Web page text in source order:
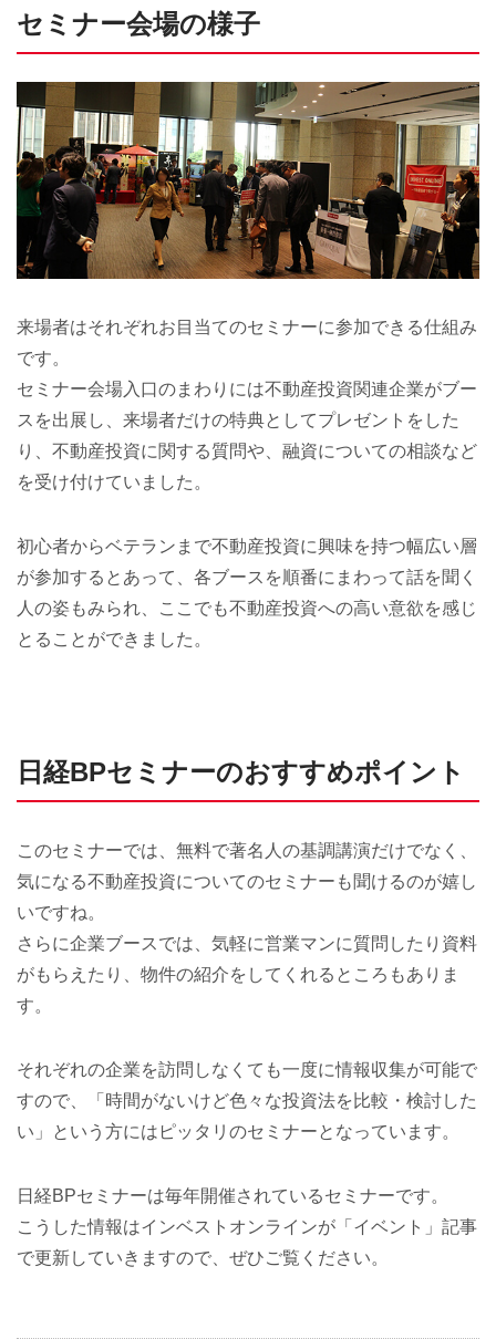
セミナー会場の様子
来場者はそれぞれお目当てのセミナーに参加できる仕組み
です。
セミナー会場入口のまわりには不動産投資関連企業がブー
スを出展し、来場者だけの特典としてプレゼントをした
り、不動産投資に関する質問や、融資についての相談など
を受け付けていました。
初心者からベテランまで不動産投資に興味を持つ幅広い層
が参加するとあって、各ブースを順番にまわって話を聞く
人の姿もみられ、ここでも不動産投資への高い意欲を感じ
とることができました。
日経BPセミナーのおすすめポイント
このセミナーでは、無料で著名人の基調講演だけでなく、
気になる不動産投資についてのセミナーも聞けるのが嬉し
いですね。
さらに企業ブースでは、気軽に営業マンに質問したり資料
がもらえたり、物件の紹介をしてくれるところもありま
す。
それぞれの企業を訪問しなくても一度に情報収集が可能で
すので、「時間がないけど色々な投資法を比較・検討した
い」という方にはピッタリのセミナーとなっています。
日経BPセミナーは毎年開催されているセミナーです。
こうした情報はインベストオンラインが「イベント」記事
で更新していきますので、ぜひご覧ください。